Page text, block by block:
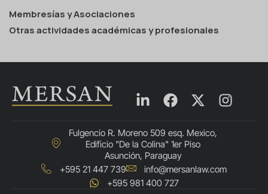
Membresías y Asociaciones
Otras actividades académicas y profesionales
Fulgencio R. Moreno 509 esq. Mexico,
Edificio "De la Colina" 1er Piso
Asunción, Paraguay
+595 21 447 739
info@mersanlaw.com
+595 981 400 727